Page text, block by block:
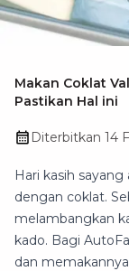
Makan Coklat
Pastikan Hal ini
Diterbitkan 14
Hari kasih
dengan coklat.
melambangkan
kado. Bagi
dan